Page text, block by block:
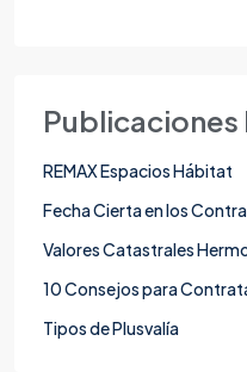
Publicaciones
REMAX Espacios Hábitat
Fecha Cierta en los
Valores Catastrales
10 Consejos para
Tipos de Plusvalía